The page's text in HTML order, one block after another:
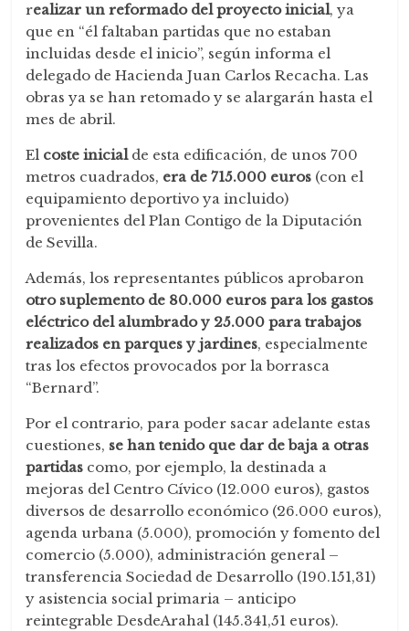
realizar un reformado del proyecto inicial, ya
que en “él faltaban partidas que no estaban
incluidas desde el inicio”, según informa el
delegado de Hacienda Juan Carlos Recacha. Las
obras ya se han retomado y se alargarán hasta el
mes de abril.
El coste inicialde esta edificación, de unos 700
metros cuadrados, era de 715.000 euros (con el
equipamiento deportivo ya incluido)
provenientes del Plan Contigo de la Diputación
de Sevilla.
Además, los representantes públicos aprobaron
otro suplemento de 80.000 euros para los gastos
eléctrico del alumbrado y 25.000 para trabajos
realizados en parques y jardines, especialmente
tras los efectos provocados por la borrasca
“Bernard”.
Por el contrario, para poder sacar adelante estas
cuestiones, se han tenido que dar de baja a otras
partidas como, por ejemplo, la destinada a
mejoras del Centro Cívico (12.000 euros), gastos
diversos de desarrollo económico (26.000 euros),
agenda urbana (5.000), promoción y fomento del
comercio (5.000), administración general –
transferencia Sociedad de Desarrollo (190.151,31)
y asistencia social primaria – anticipo
reintegrable DesdeArahal (145.341,51 euros).